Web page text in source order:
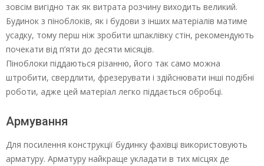
зовсім вигідно так як витрата розчину виходить великий.
Будинок з піноблоків, як і будови з інших матеріалів матиме
усадку, тому перш ніж зробити шпаклівку стін, рекомендують
почекати від п’яти до десяти місяців.
Піноблоки піддаються різанню, його так само можна
штробити, свердлити, фрезерувати і здійснювати інші подібні
роботи, адже цей матеріал легко піддається обробці.
Армування
Для посилення конструкції будинку фахівці використовують
арматуру. Арматуру найкраще укладати в тих місцях де